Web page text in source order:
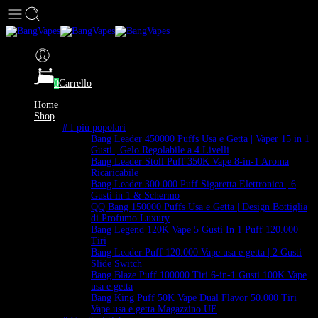
0Carrello
Home
Shop
# I più popolari
Bang Leader 450000 Puffs Usa e Getta | Vaper 15 in 1
Gusti | Gelo Regolabile a 4 Livelli
Bang Leader Stoll Puff 350K Vape 8-in-1 Aroma
Ricaricabile
Bang Leader 300.000 Puff Sigaretta Elettronica | 6
Gusti in 1 & Schermo
QQ Bang 150000 Puffs Usa e Getta | Design Bottiglia
di Profumo Luxury
Bang Legend 120K Vape 5 Gusti In 1 Puff 120.000
Tiri
Bang Leader Puff 120.000 Vape usa e getta | 2 Gusti
Slide Switch
Bang Blaze Puff 100000 Tiri 6-in-1 Gusti 100K Vape
usa e getta
Bang King Puff 50K Vape Dual Flavor 50.000 Tiri
Vape usa e getta Magazzino UE